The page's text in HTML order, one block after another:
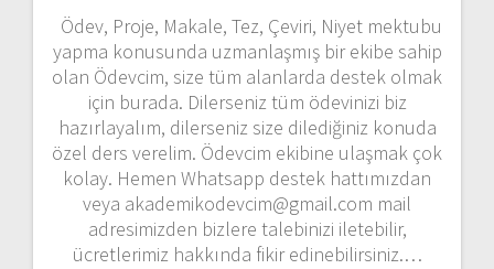
Ödev, Proje, Makale, Tez, Çeviri, Niyet mektubu
yapma konusunda uzmanlaşmış bir ekibe sahip
olan Ödevcim, size tüm alanlarda destek olmak
için burada. Dilerseniz tüm ödevinizi biz
hazırlayalım, dilerseniz size dilediğiniz konuda
özel ders verelim. Ödevcim ekibine ulaşmak çok
kolay. Hemen Whatsapp destek hattımızdan
veya akademikodevcim@gmail.com mail
adresimizden bizlere talebinizi iletebilir,
ücretlerimiz hakkında fikir edinebilirsiniz.…